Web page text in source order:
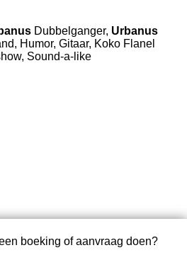
Dubbelganger, Urbanus
Humor, Gitaar, Koko Flanel
Sound-a-like
boeking of aanvraag doen?